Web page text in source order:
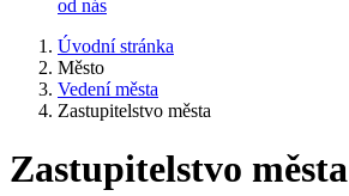
od nás
Úvodní stránka
Město
Vedení města
Zastupitelstvo města
Zastupitelstvo města